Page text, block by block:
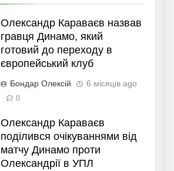
Олександр Караваєв назвав
гравця Динамо, який
готовий до переходу в
європейський клуб
Бондар Олексій 6 місяців ago
0
Олександр Караваєв
поділився очікуваннями від
матчу Динамо проти
Олександрії в УПЛ